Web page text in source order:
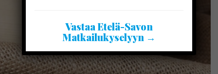
Vastaa Etelä-Savon
Matkailukyselyyn →